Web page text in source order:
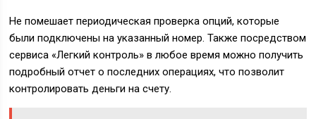
Не помешает периодическая проверка опций, которые
были подключены на указанный номер. Также посредством
сервиса «Легкий контроль» в любое время можно получить
подробный отчет о последних операциях, что позволит
контролировать деньги на счету.